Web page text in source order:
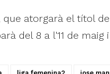
que atorgarà el títol
del 8 a l'11 de